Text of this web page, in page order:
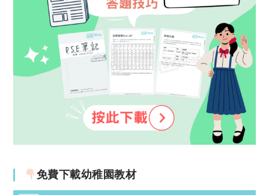
免費下載幼稚園教材